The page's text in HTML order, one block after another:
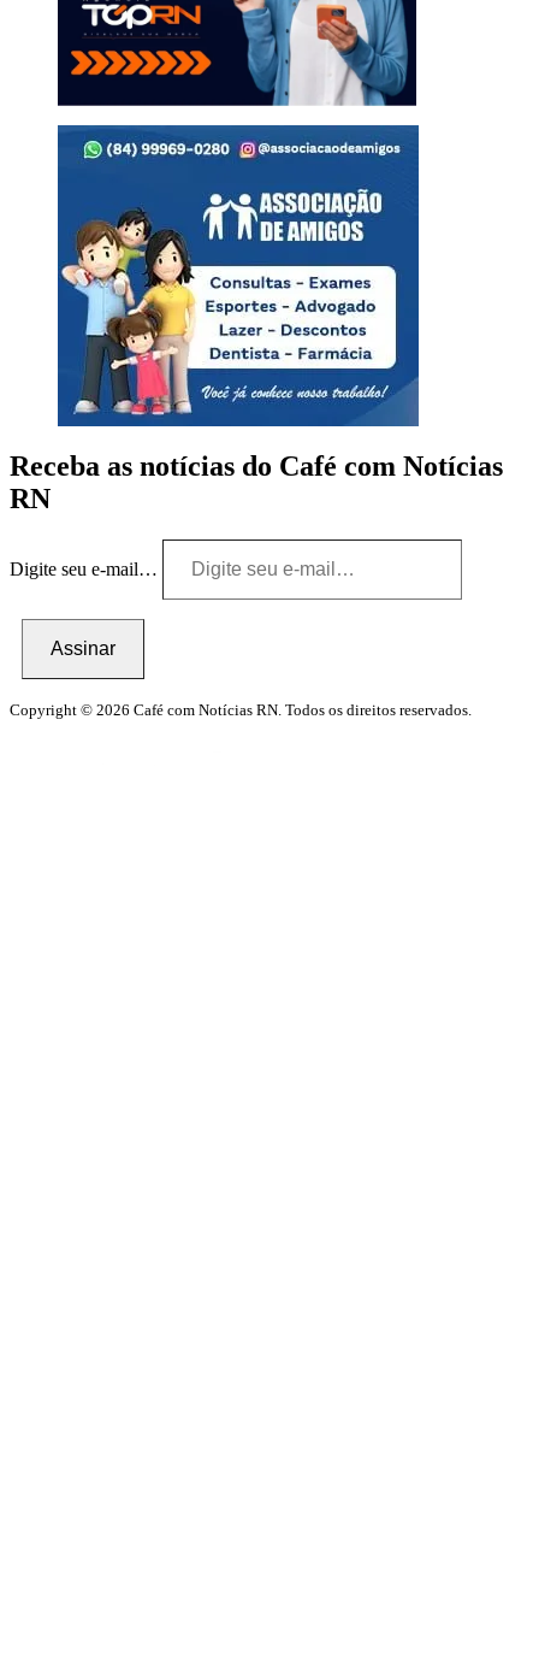
Receba as notícias do Café com Notícias
RN
Digite seu e-mail…
Assinar
Copyright © 2026 Café com Notícias RN. Todos os direitos reservados.